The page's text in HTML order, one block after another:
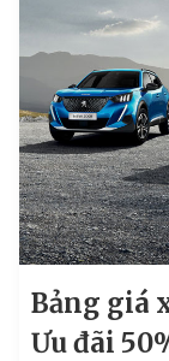
Bảng giá
Ưu đãi